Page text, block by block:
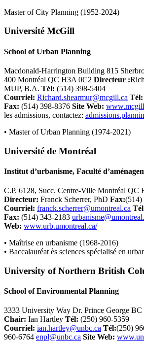
Master of City Planning (1952-2024)
Université McGill
School of Urban Planning
Macdonald-Harrington Building 815
400 Montréal QC H3A 0C2 Directeur :
MUP, B.A. Tél: (514) 398-5404
Courriel: Richard.shearmur@mcgill.ca Tél:
Fax: (514) 398-8376 Site Web:
les admissions, contactez:
• Master of Urban Planning (1974-2021)
Université de Montréal
Institut d’urbanisme, Faculté
C.P. 6128, Succ. Centre-Ville Montréal QC
Directeur: Franck Scherrer, PhD Fax:(514)
Courriel: franck.scherrer@umontreal.ca Tél
Fax: (514) 343-2183
Web: www.urb.umontreal.ca/
• Maîtrise en urbanisme (1968-2016)
• Baccalauréat ès sciences spécialisé en
University of Northern British
School of Environmental Planning
3333 University Way Dr. Prince George
Chair: Ian Hartley Tél: (250) 960-5359
Courriel: ian.hartley@unbc.ca Tél:(250)
960-6764 enpl@unbc.ca Site Web: